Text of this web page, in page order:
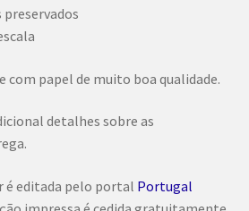
preservados
com papel de muito boa qualidade.
detalhes sobre as
é editada pelo portal Portugal